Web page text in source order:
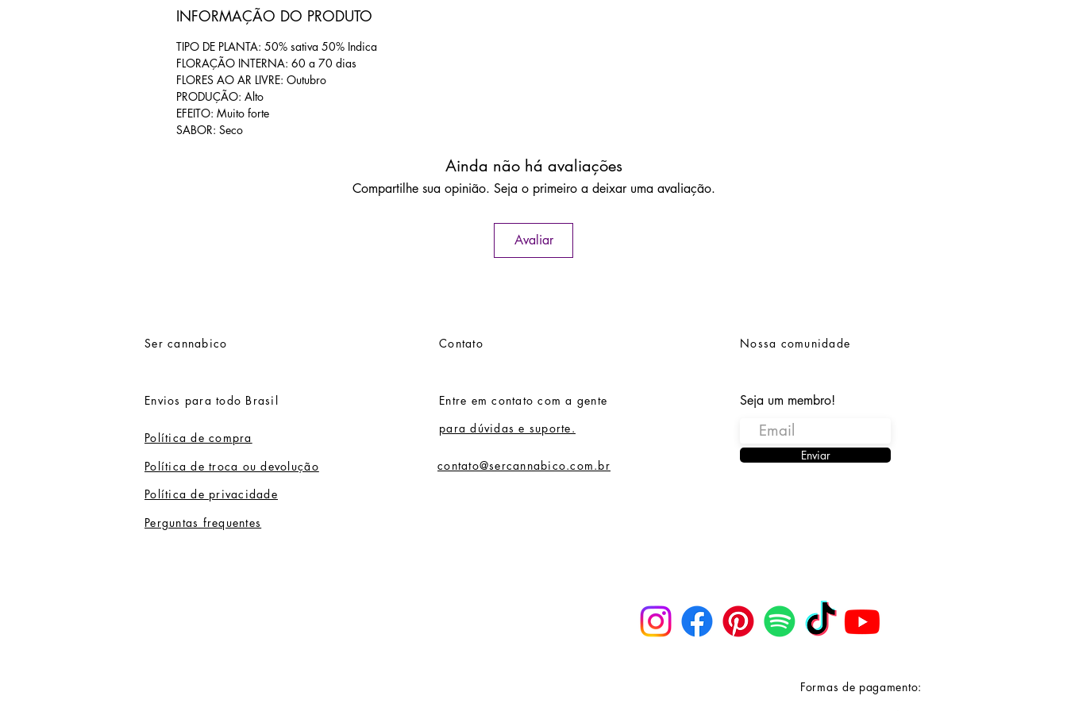
INFORMAÇÃO DO PRODUTO
TIPO DE PLANTA: 50% sativa 50% Indica
FLORAÇÃO INTERNA: 60 a 70 dias
FLORES AO AR LIVRE: Outubro
PRODUÇÃO: Alto
EFEITO: Muito forte
SABOR: Seco
Ainda não há avaliações
Compartilhe sua opinião. Seja o primeiro a deixar uma avaliação.
Avaliar
Ser cannabico
Envios para todo Brasil
Política de compra
Política de troca ou devolução
Política de privacidade
Contato
Entre em contato com a gente
para dúvidas e suporte.
contato@sercannabico.com.br
Perguntas frequentes
Nossa comunidade
Seja um membro!
Enviar
Formas de pagamento: